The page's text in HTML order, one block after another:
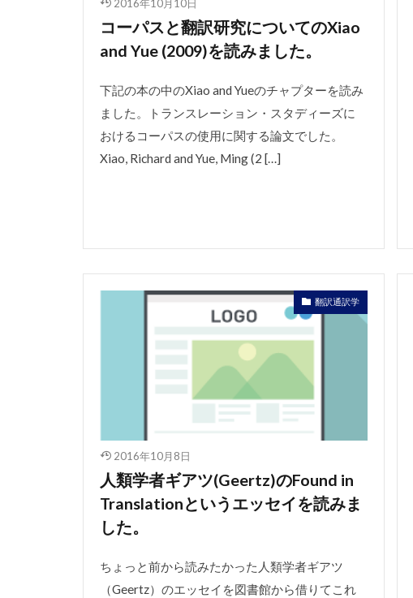
2016年10月10日
コーパスと翻訳研究についてのXiao
and Yue (2009)を読みました。
下記の本の中のXiao and Yueのチャプターを読み
ました。トランスレーション・スタディーズに
おけるコーパスの使用に関する論文でした。
Xiao, Richard and Yue, Ming (2 […]
翻訳通訳学
2016年10月8日
人類学者ギアツ(Geertz)のFound in
Translationというエッセイを読みま
した。
ちょっと前から読みたかった人類学者ギアツ
（Geertz）のエッセイを図書館から借りてこれ